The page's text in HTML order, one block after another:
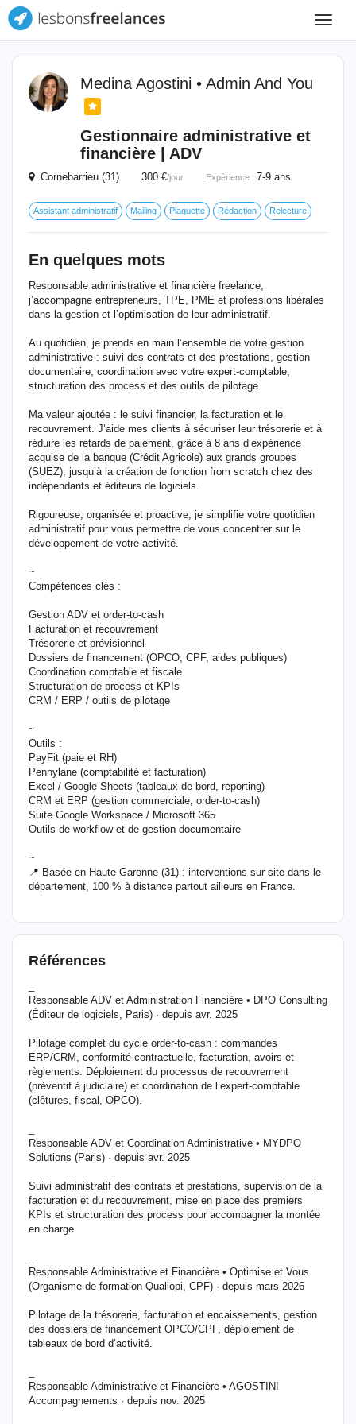
Toggle
Medina Agostini • Admin And You
Gestionnaire administrative et
financière | ADV
Cornebarrieu (31) 300 €/jour Expérience : 7-9 ans
Assistant administratif Mailing Plaquette Rédaction Relecture
En quelques mots
Responsable administrative et financière freelance,
j’accompagne entrepreneurs, TPE, PME et professions libérales
dans la gestion et l’optimisation de leur administratif.
Au quotidien, je prends en main l’ensemble de votre gestion
administrative : suivi des contrats et des prestations, gestion
documentaire, coordination avec votre expert-comptable,
structuration des process et des outils de pilotage.
Ma valeur ajoutée : le suivi financier, la facturation et le
recouvrement. J’aide mes clients à sécuriser leur trésorerie et à
réduire les retards de paiement, grâce à 8 ans d’expérience
acquise de la banque (Crédit Agricole) aux grands groupes
(SUEZ), jusqu’à la création de fonction from scratch chez des
indépendants et éditeurs de logiciels.
Rigoureuse, organisée et proactive, je simplifie votre quotidien
administratif pour vous permettre de vous concentrer sur le
développement de votre activité.
~
Compétences clés :
Gestion ADV et order-to-cash
Facturation et recouvrement
Trésorerie et prévisionnel
Dossiers de financement (OPCO, CPF, aides publiques)
Coordination comptable et fiscale
Structuration de process et KPIs
CRM / ERP / outils de pilotage
~
Outils :
PayFit (paie et RH)
Pennylane (comptabilité et facturation)
Excel / Google Sheets (tableaux de bord, reporting)
CRM et ERP (gestion commerciale, order-to-cash)
Suite Google Workspace / Microsoft 365
Outils de workflow et de gestion documentaire
~
📍 Basée en Haute-Garonne (31) : interventions sur site dans le
département, 100 % à distance partout ailleurs en France.
Références
Responsable ADV et Administration Financière • DPO Consulting
(Éditeur de logiciels, Paris) · depuis avr. 2025
Pilotage complet du cycle order-to-cash : commandes
ERP/CRM, conformité contractuelle, facturation, avoirs et
règlements. Déploiement du processus de recouvrement
(préventif à judiciaire) et coordination de l’expert-comptable
(clôtures, fiscal, OPCO).
Responsable ADV et Coordination Administrative • MYDPO
Solutions (Paris) · depuis avr. 2025
Suivi administratif des contrats et prestations, supervision de la
facturation et du recouvrement, mise en place des premiers
KPIs et structuration des process pour accompagner la montée
en charge.
Responsable Administrative et Financière • Optimise et Vous
(Organisme de formation Qualiopi, CPF) · depuis mars 2026
Pilotage de la trésorerie, facturation et encaissements, gestion
des dossiers de financement OPCO/CPF, déploiement de
tableaux de bord d’activité.
Responsable Administrative et Financière • AGOSTINI
Accompagnements · depuis nov. 2025